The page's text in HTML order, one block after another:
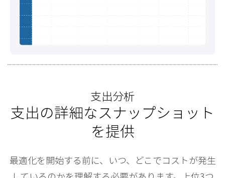
支出分析
支出の詳細なスナップショット
を提供
最適化を開始する前に、いつ、どこでコストが発生